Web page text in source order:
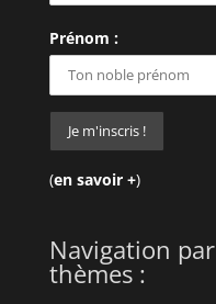
Prénom :
(en savoir +)
Navigation
thèmes :